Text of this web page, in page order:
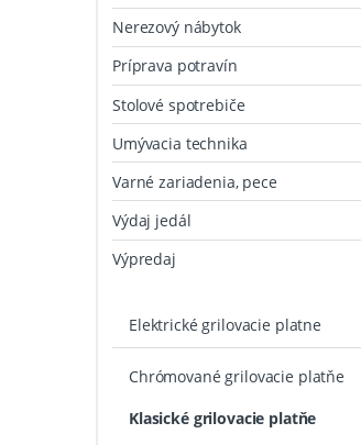
Nerezový nábytok
Príprava potravín
Stolové spotrebiče
Umývacia technika
Varné zariadenia, pece
Výdaj jedál
Výpredaj
Elektrické grilovacie platne
Chrómované grilovacie platňe
Klasické grilovacie platňe